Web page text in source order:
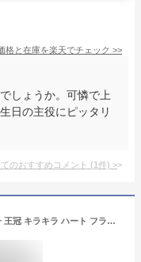
格と在庫を楽天でチェック >>
しょうか。可憐で上
日の主役にピッタリ
のおすすめコメント (1件) >
送料無料 ティアラ キッズ 子供用 女の子 王冠 キラキラ ハート フラワー シルバーカラー ゴールドカラー カチューシャ ヘアアクセサリー 飾り お姫様 プリンセス お花 コスプレ 記念撮影 誕生日 パーティー イベント